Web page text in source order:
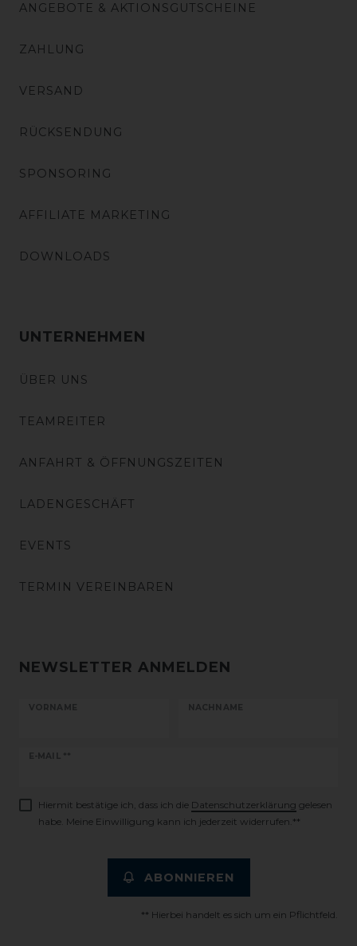
ANGEBOTE & AKTIONSGUTSCHEINE
ZAHLUNG
VERSAND
RÜCKSENDUNG
SPONSORING
AFFILIATE MARKETING
DOWNLOADS
UNTERNEHMEN
ÜBER UNS
TEAMREITER
ANFAHRT & ÖFFNUNGSZEITEN
LADENGESCHÄFT
EVENTS
TERMIN VEREINBAREN
NEWSLETTER ANMELDEN
VORNAME NACHNAME
E-MAIL **
Newsletter
Hiermit bestätige ich, dass ich die Daten­schutz­erklärung gelesen
habe. Meine Einwilligung kann ich jederzeit widerrufen.**
ABONNIEREN
** Hierbei handelt es sich um ein Pflichtfeld.